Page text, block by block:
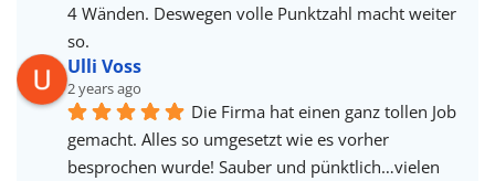
4 Wänden. Deswegen volle Punktzahl macht weiter
so.
Ulli Voss
2 years ago
Die Firma hat einen ganz tollen Job
gemacht. Alles so umgesetzt wie es vorher
besprochen wurde! Sauber und pünktlich…vielen